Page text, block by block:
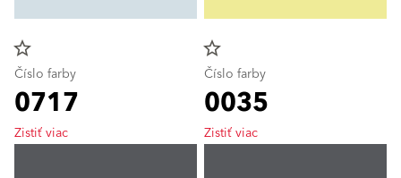
star_border
Číslo farby
0717
Zistiť viac
star_border
Číslo farby
0035
Zistiť viac